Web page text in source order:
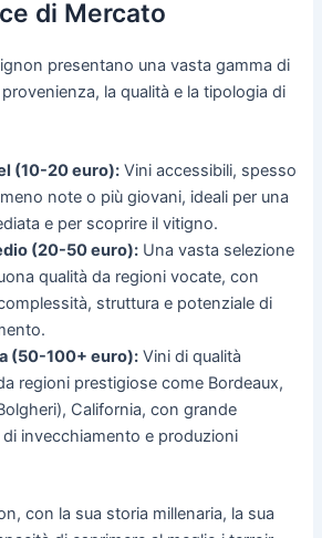
di Mercato
presentano una vasta gamma di
la qualità e la tipologia di
(10-20 euro): Vini accessibili, spesso
note o più giovani, ideali per una
e per scoprire il vitigno.
(20-50 euro): Una vasta selezione
qualità da regioni vocate, con
struttura e potenziale di
(50-100+ euro): Vini di qualità
regioni prestigiose come Bordeaux,
California, con grande
invecchiamento e produzioni
con la sua storia millenaria, la sua